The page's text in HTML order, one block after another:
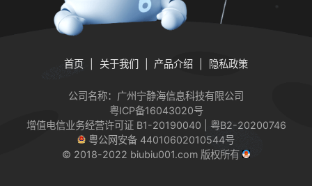
首页 关于我们 产品介绍 隐私政策
公司名称：广州宁静海信息科技有限公司
粤ICP备16043020号
增值电信业务经营许可证 B1-20190040 | 粤B2-20200746
粤公网安备 44010602010544号
© 2018-2022 biubiu001.com 版权所有